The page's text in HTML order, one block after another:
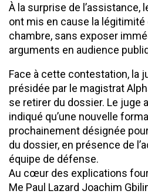
À la surprise de l’assistance,
ont mis en cause la
chambre, sans exposer
arguments en audience
Face à cette contestation, la
présidée par le magistrat
se retirer du dossier. Le juge
indiqué qu’une nouvelle
prochainement désignée
du dossier, en présence de
équipe de défense.
Au cœur des explications
Me Paul Lazard Joachim